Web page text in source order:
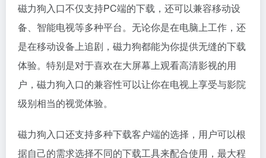
磁力狗入口不仅支持PC端的下载，还可以兼容移动设
备、智能电视等多种平台。无论你是在电脑上工作，还
是在移动设备上追剧，磁力狗都能为你提供无缝的下载
体验。特别是对于喜欢在大屏幕上观看高清影视的用
户，磁力狗入口的兼容性可以让你在电视上享受与影院
级别相当的视觉体验。
磁力狗入口还支持多种下载客户端的选择，用户可以根
据自己的需求选择不同的下载工具来配合使用，最大程